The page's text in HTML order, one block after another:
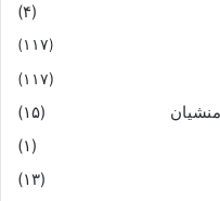
(۴)
(۱۱۷)
(۱۱۷)
(۱۵)
(۱)
(۱۳)